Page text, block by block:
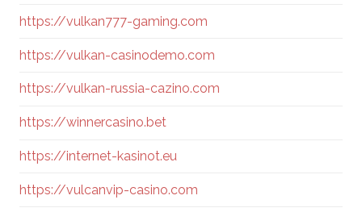
https://vulkan777-gaming.com
https://vulkan-casinodemo.com
https://vulkan-russia-cazino.com
https://winnercasino.bet
https://internet-kasinot.eu
https://vulcanvip-casino.com